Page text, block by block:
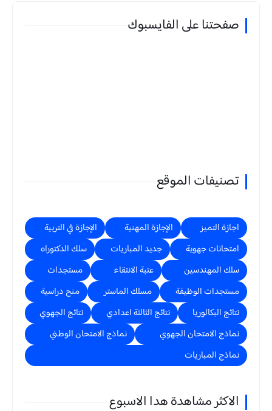
صفحتنا على الفايسبوك
تصنيفات الموقع
اجازة التميز الإجازة المهنية
الإجازة في التربية
امتحانات جهوية
جديد المباريات
سلك الدكتوراه
سلك المهندسين
عتبة الانتقاء
مستجدات
مستجدات الوظيفة
مسلك الماستر
منح دراسية
نتائج البكالوريا
نتائج الثالثة اعدادي
نتائج الجهوي
نماذج الامتحان الجهوي
نماذج الامتحان الوطني
نماذج المباريات
الاكثر مشاهدة هدا الاسبوع